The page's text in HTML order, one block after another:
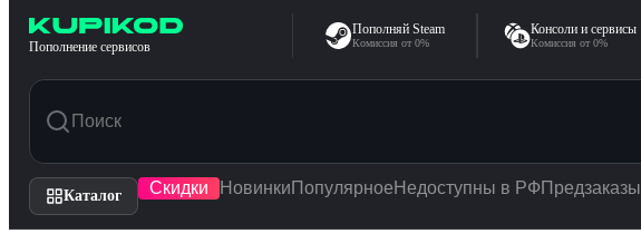
Перейти к содержимому
Пополнение сервисов
Пополняй Steam
Комиссия от 0%
Консоли и сервисы
Комиссия от 0%
Каталог Скидки Новинки Популярное Недоступны в РФ Предзаказы